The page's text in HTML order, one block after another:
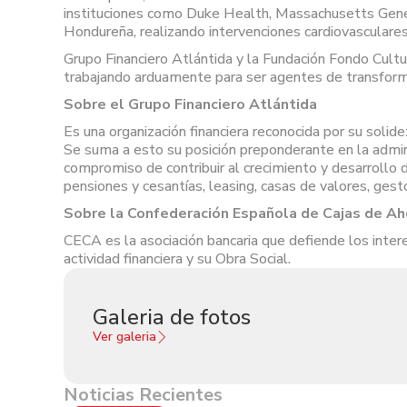
instituciones como Duke Health, Massachusetts
Hondureña, realizando intervenciones
Grupo Financiero Atlántida y la Fundación Fondo
trabajando arduamente para ser agentes de
Sobre el Grupo Financiero Atlántida
Es una organización financiera reconocida por su
Se suma a esto su posición preponderante en la
compromiso de contribuir al crecimiento y desarrollo
pensiones y cesantías, leasing, casas de valores,
Sobre la Confederación Española de Cajas de
CECA es la asociación bancaria que defiende los
actividad financiera y su Obra Social.
Galeria de fotos
Ver galeria
Noticias Recientes